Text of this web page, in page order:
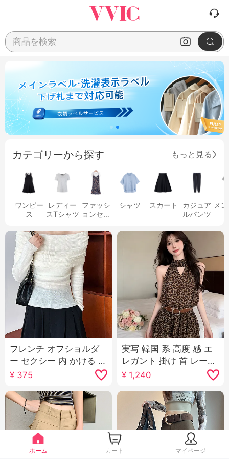
商品を検索
カテゴリーから探す もっと見る
ワンピー
ス
レディー
スTシャツ
ファッシ
ョンセッ
シャツ スカート
カジュア
ルパンツ
メ
フレンチ オフショルダ
ー セクシー 内 かける ニ
ット インナーシャツ 女
性 秋 スリムフィット プ
リーツ マイナー デザイ
ン 高度 感 トップス
¥ 375
実写 韓国 系 高度 感 エ
レガント 掛け 首 レース
アップ セクシー レース
デザイン 感 ウエストシ
ェイプ ノースリーブ ミ
ニスカート
¥ 1,240
ホーム カート マイページ